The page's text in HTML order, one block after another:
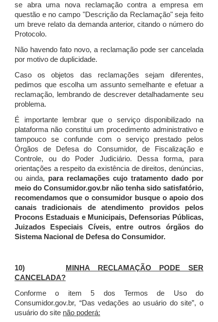
se abra uma nova reclamação contra a empresa em
questão e no campo "Descrição da Reclamação" seja feito
um breve relato da demanda anterior, citando o número do
Protocolo.
Não havendo fato novo, a reclamação pode ser cancelada
por motivo de duplicidade.
Caso os objetos das reclamações sejam diferentes,
pedimos que escolha um assunto semelhante e efetuar a
reclamação, lembrando de descrever detalhadamente seu
problema.
É importante lembrar que o serviço disponibilizado na
plataforma não constitui um procedimento administrativo e
tampouco se confunde com o serviço prestado pelos
Órgãos de Defesa do Consumidor, de Fiscalização e
Controle, ou do Poder Judiciário. Dessa forma, para
orientações a respeito da existência de direitos, denúncias,
ou ainda, para reclamações cujo tratamento dado por
meio do Consumidor.gov.br não tenha sido satisfatório,
recomendamos que o consumidor busque o apoio dos
canais tradicionais de atendimento providos pelos
Procons Estaduais e Municipais, Defensorias Públicas,
Juizados Especiais Cíveis, entre outros órgãos do
Sistema Nacional de Defesa do Consumidor.
10)
MINHA RECLAMAÇÃO PODE SER
CANCELADA?
Conforme o item 5 dos Termos de Uso do
Consumidor.gov.br, “Das vedações ao usuário do site”, o
usuário do site não poderá: